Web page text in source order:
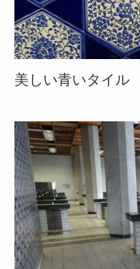
美しい青いタイル